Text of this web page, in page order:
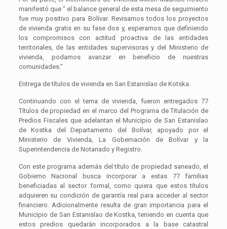
manifestó que “ el balance general de esta mesa de seguimiento
fue muy positivo para Bolívar. Revisamos todos los proyectos
de vivienda gratis en su fase dos y, esperamos que definiendo
los compromisos con actitud proactiva de las entidades
territoriales, de las entidades supervisoras y del Ministerio de
vivienda, podamos avanzar en beneficio de nuestras
comunidades.”
Entrega de títulos de vivienda en San Estanislao de Kotska.
Continuando con el tema de vivienda, fueron entregados 77
Títulos de propiedad en el marco del Programa de Titulación de
Predios Fiscales que adelantan el Municipio de San Estanislao
de Kostka del Departamento del Bolívar, apoyado por el
Ministerio de Vivienda, La Gobernación de Bolívar y la
Superintendencia de Notariado y Registro.
Con este programa además del título de propiedad saneado, el
Gobierno Nacional busca incorporar a estas 77 familias
beneficiadas al sector formal, como quiera que estos títulos
adquieren su condición de garantía real para acceder al sector
financiero. Adicionalmente resulta de gran importancia para el
Municipio de San Estanislao de Kostka, teniendo en cuenta que
estos predios quedarán incorporados a la base catastral